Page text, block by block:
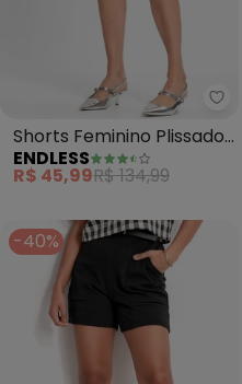
Shorts Feminino Plissado
(Preto)
ENDLESS
R$ 45,99R$ 134,99
-40%